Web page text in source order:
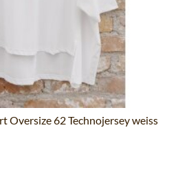
Oversize 62 Technojersey weiss